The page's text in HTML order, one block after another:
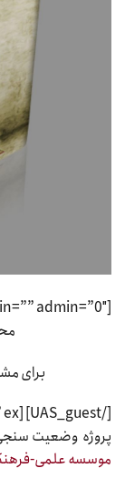
[UAS_guest hint=”” in=”” admin=”0″]
برای
[/UAS_guest] [UAS_loggedin hint=”” ex=””]
پروژه وضعیت
موسسه علمی-